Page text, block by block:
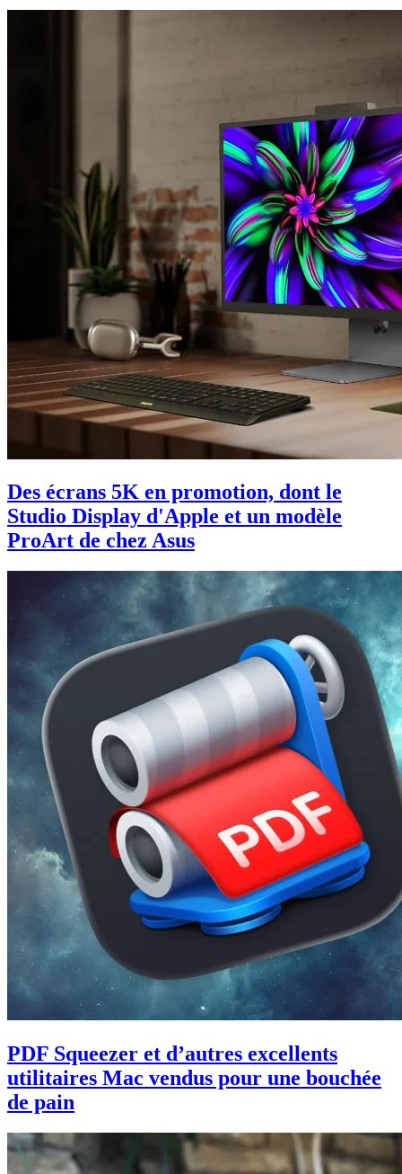
Des écrans 5K en promotion, dont le
Studio Display d'Apple et un modèle
ProArt de chez Asus
PDF Squeezer et d’autres excellents
utilitaires Mac vendus pour une bouchée
de pain